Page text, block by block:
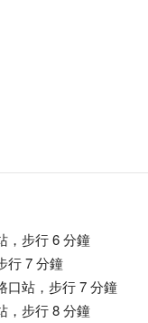
，步行 6 分鐘
行 7 分鐘
口站，步行 7 分鐘
，步行 8 分鐘